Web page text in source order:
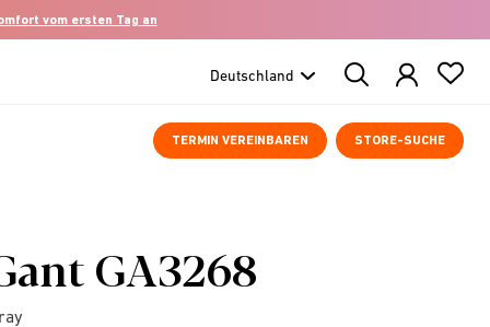
vom ersten Tag an
Search
Products
TERMIN VEREINBAREN STORE-SUCHE
GA3268